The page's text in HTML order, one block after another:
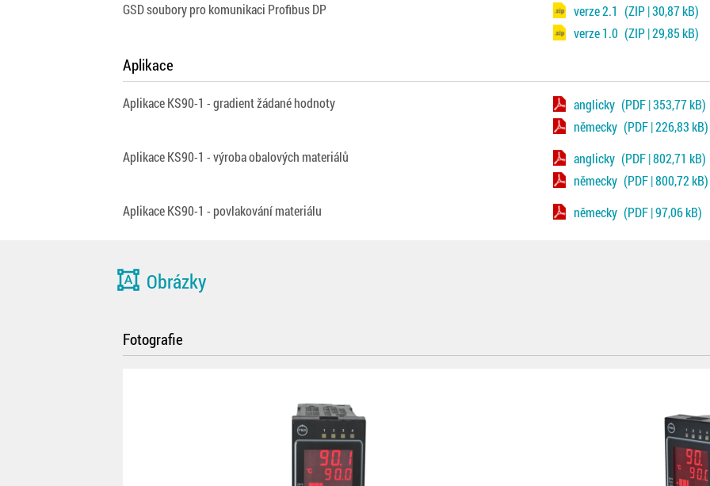
GSD soubory pro komunikaci Profibus DP
verze 2.1 (ZIP | 30,87 kB)
verze 1.0 (ZIP | 29,85 kB)
Aplikace
Aplikace KS90-1 - gradient žádané hodnoty anglicky (PDF | 353,77 kB)
německy (PDF | 226,83 kB)
Aplikace KS90-1 - výroba obalových materiálů
anglicky (PDF | 802,71 kB)
německy (PDF | 800,72 kB)
Aplikace KS90-1 - povlakování materiálu
německy (PDF | 97,06 kB)
format_shapes Obrázky
Fotografie